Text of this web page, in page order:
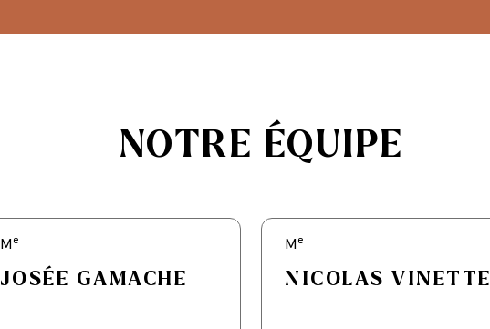
NOTRE ÉQUIPE
Me
JOSÉE GAMACHE
Me
NICOLAS VINETTE